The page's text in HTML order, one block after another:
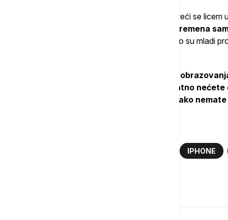
Počeli su da provode manje vremena družeći se
provodili su mnogo više vremena
. Pošto su mladi
"Ako sam nešto naučila iz seksualnog
isključivo apstinenciju, to je da verovatno
drugim ljudima licem u lice - odnosno, ako
IPHONE